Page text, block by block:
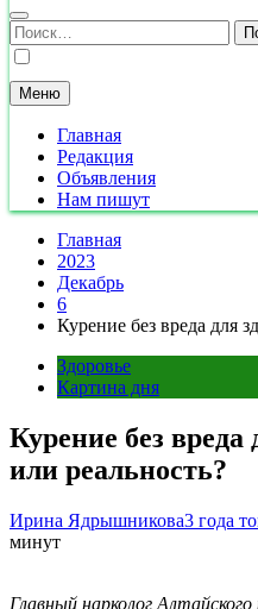
Найти:
Меню
Главная
Редакция
Объявления
Нам пишут
Главная
2023
Декабрь
6
Курение без вреда для
Здоровье
Картина дня
Курение без
или реальность?
Ирина Ядрышникова3 года
минут
Главный нарколог